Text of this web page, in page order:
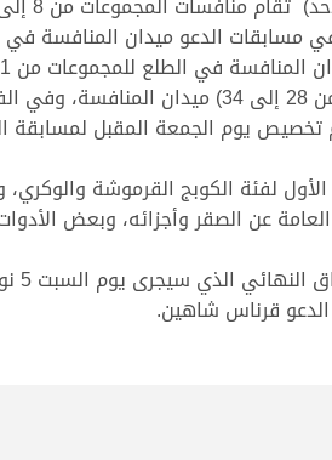
في مسابقات الدعو ميدان
حر، ويوم الأربعاء، ستدخل المجموعات
تخصيص يوم الجمعة المقبل
لفئة الكوبج القرموشة والوكري،
العامة عن الصقر وأجزائه، وبعض